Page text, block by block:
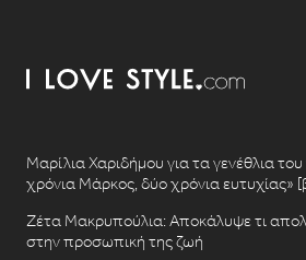
Μαρίλια Χαριδήμου για τα γενέθλια
χρόνια Μάρκος, δύο χρόνια ευτυχίας»
Ζέτα Μακρυπούλια: Αποκάλυψε τι
στην προσωπική της ζωή